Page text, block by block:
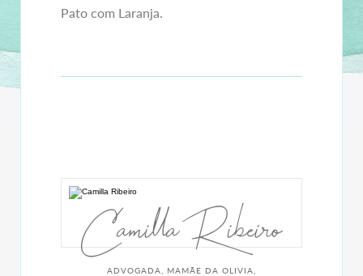
Pato com Laranja.
Camilla Ribeiro
ADVOGADA, MAMÃE DA OLIVIA,